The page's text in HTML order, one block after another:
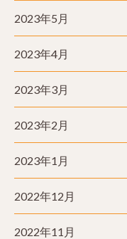
2023年5月
2023年4月
2023年3月
2023年2月
2023年1月
2022年12月
2022年11月